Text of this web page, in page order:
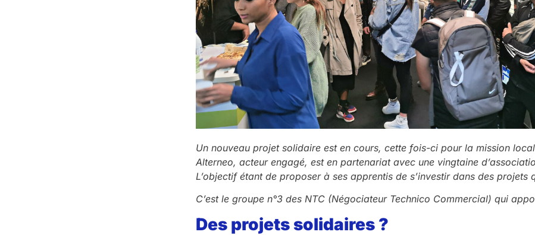
Un nouveau projet solidaire est en cours, cette fois-ci pour la mission
Alterneo, acteur engagé, est en partenariat avec une vingtaine
L’objectif étant de proposer à ses apprentis de s’investir dans des projets
C’est le groupe n°3 des NTC (Négociateur Technico Commercial) qui
Des projets solidaires ?